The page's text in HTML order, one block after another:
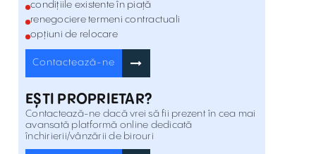
Birouri De Închiriat În Ernest Brosteanu 31
Str. Ernest Brosteanu 31 , Romană , București
Inchiriere
Polona 43
Str. Polona 43 , Romană , București
condițiile existente în piață
renegociere termeni contractuali
opțiuni de relocare
Contactează-ne
EȘTI PROPRIETAR?
Contactează-ne dacă vrei să fii prezent în cea mai
avansată platformă online dedicată
închirierii/vânzării de birouri